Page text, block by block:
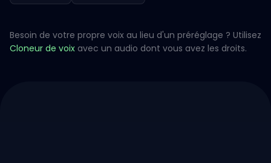
Besoin de votre propre voix au lieu d'un préréglage ? Utilisez
Cloneur de voix avec un audio dont vous avez les droits.